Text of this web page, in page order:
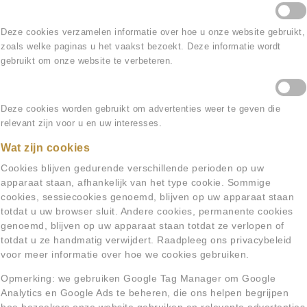
u kunt natuurlijk ook altijd even
Deze cookies verzamelen informatie over hoe u onze website gebruikt,
zoals welke paginas u het vaakst bezoekt. Deze informatie wordt
gebruikt om onze website te verbeteren.
Deze cookies worden gebruikt om advertenties weer te geven die
relevant zijn voor u en uw interesses.
Wat zijn cookies
Cookies blijven gedurende verschillende perioden op uw
apparaat staan, afhankelijk van het type cookie. Sommige
cookies, sessiecookies genoemd, blijven op uw apparaat staan ​​
totdat u uw browser sluit. Andere cookies, permanente cookies
genoemd, blijven op uw apparaat staan ​​totdat ze verlopen of
totdat u ze handmatig verwijdert. Raadpleeg ons privacybeleid
voor meer informatie over hoe we cookies gebruiken.
Opmerking: we gebruiken Google Tag Manager om Google
Analytics en Google Ads te beheren, die ons helpen begrijpen